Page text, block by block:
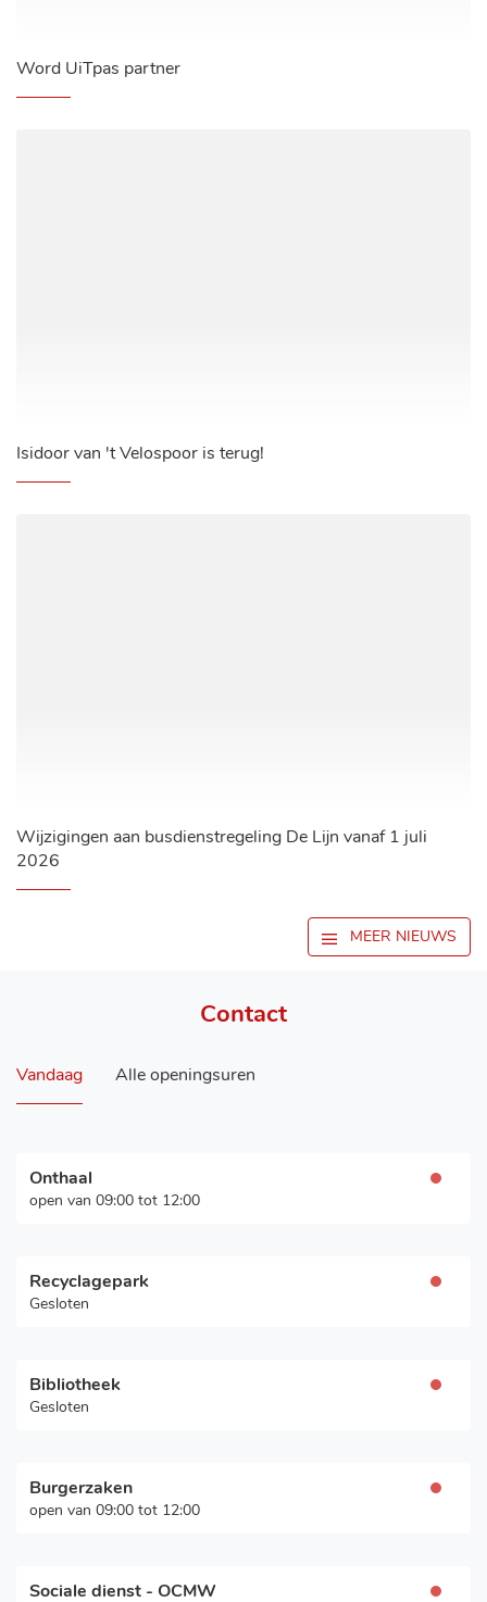
Word UiTpas partner
Isidoor van 't Velospoor is terug!
Wijzigingen aan busdienstregeling De Lijn vanaf 1 juli
2026
MEER NIEUWS
Contact
Vandaag Alle openingsuren
Onthaal
Openingsuren
open van 09:00 tot 12:00
Recyclagepark
Openingsuren
Gesloten
Bibliotheek
Openingsuren
Gesloten
Burgerzaken
Openingsuren
open van 09:00 tot 12:00
Sociale dienst - OCMW